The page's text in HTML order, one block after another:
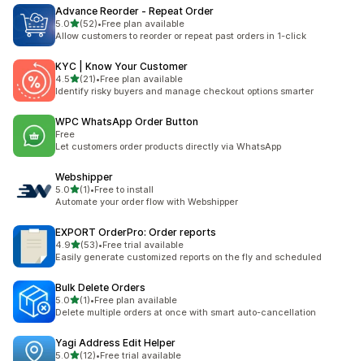
Advance Reorder ‑ Repeat Order
5.0별 5개 중
(52)
총 리뷰 52개
•Free plan available
Allow customers to reorder or repeat past orders in 1-click
KYC | Know Your Customer
4.5별 5개 중
(21)
총 리뷰 21개
•Free plan available
Identify risky buyers and manage checkout options smarter
WPC WhatsApp Order Button
Free
Let customers order products directly via WhatsApp
Webshipper
5.0별 5개 중
(1)
총 리뷰 1개
•Free to install
Automate your order flow with Webshipper
EXPORT OrderPro: Order reports
4.9별 5개 중
(53)
총 리뷰 53개
•Free trial available
Easily generate customized reports on the fly and scheduled
Bulk Delete Orders
5.0별 5개 중
(1)
총 리뷰 1개
•Free plan available
Delete multiple orders at once with smart auto-cancellation
Yagi Address Edit Helper
5.0별 5개 중
(12)•Free trial available